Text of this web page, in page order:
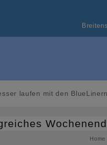
laufen mit den BlueLinern
Home